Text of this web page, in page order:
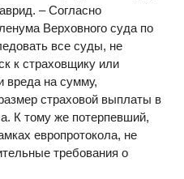
– Согласно
Верховного суда по
все суды, не
к страховщику или
вреда на сумму,
страховой выплаты в
К тому же потерпевший,
европротокола, не
требования о